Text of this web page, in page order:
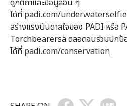
ได้ที่ padi.com/
สร้างแรงบันดาลใจของ PADI หรือ
Torchbearersä ตลอดจนร่วมปกป้
ได้ที่ padi.com/conservation